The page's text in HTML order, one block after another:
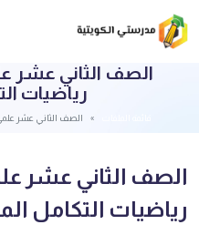
الصف الثاني عشر
رياضيات
الصف الثاني عشر
الصف الثاني عشر
رياضيات التكامل